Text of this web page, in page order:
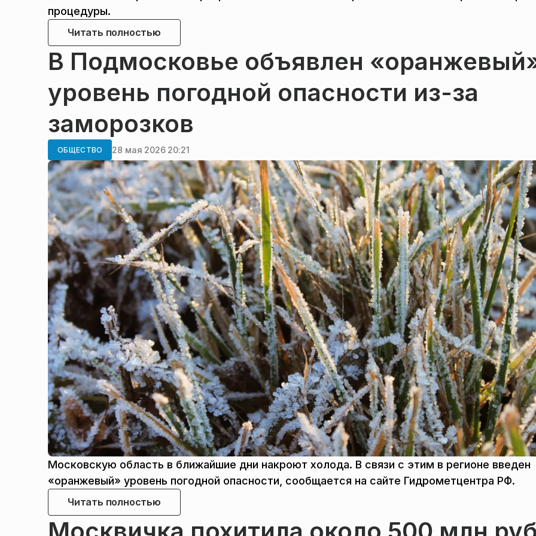
процедуры.
Читать полностью
В Подмосковье объявлен
уровень погодной опасности из-за
заморозков
ОБЩЕСТВО 28 мая 2026 20:21
Московскую область в ближайшие дни накроют холода. В связи с этим в регионе введен
«оранжевый» уровень погодной опасности, сообщается на сайте Гидрометцентра РФ.
Читать полностью